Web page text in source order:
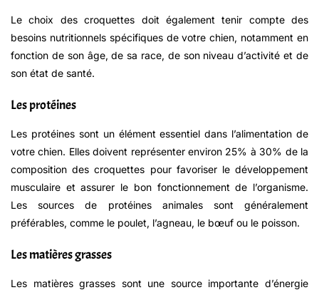
Le choix des croquettes doit également tenir compte des
besoins nutritionnels spécifiques de votre chien, notamment en
fonction de son âge, de sa race, de son niveau d’activité et de
son état de santé.
Les protéines
Les protéines sont un élément essentiel dans l’alimentation de
votre chien. Elles doivent représenter environ 25% à 30% de la
composition des croquettes pour favoriser le développement
musculaire et assurer le bon fonctionnement de l’organisme.
Les sources de protéines animales sont généralement
préférables, comme le poulet, l’agneau, le bœuf ou le poisson.
Les matières grasses
Les matières grasses sont une source importante d’énergie